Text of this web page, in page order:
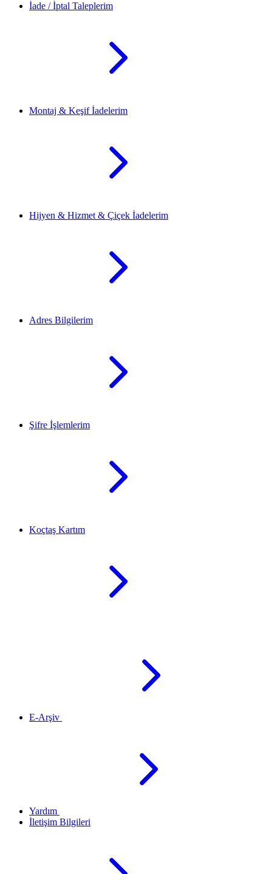
İade / İptal Taleplerim
Montaj & Keşif İadelerim
Hijyen & Hizmet & Çiçek İadelerim
Adres Bilgilerim
Şifre İşlemlerim
Koçtaş Kartım
E-Arşiv
Yardım
İletişim Bilgileri